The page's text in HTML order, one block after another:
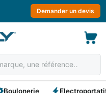
Demander un devis
Boulonerie